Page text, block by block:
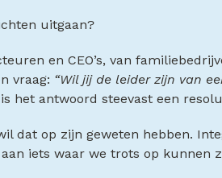
uitgaan?
en CEO’s, van
vraag: “Wil jij de leider zijn van
het antwoord steevast een
dat op zijn geweten hebben.
iets waar we trots op kunnen